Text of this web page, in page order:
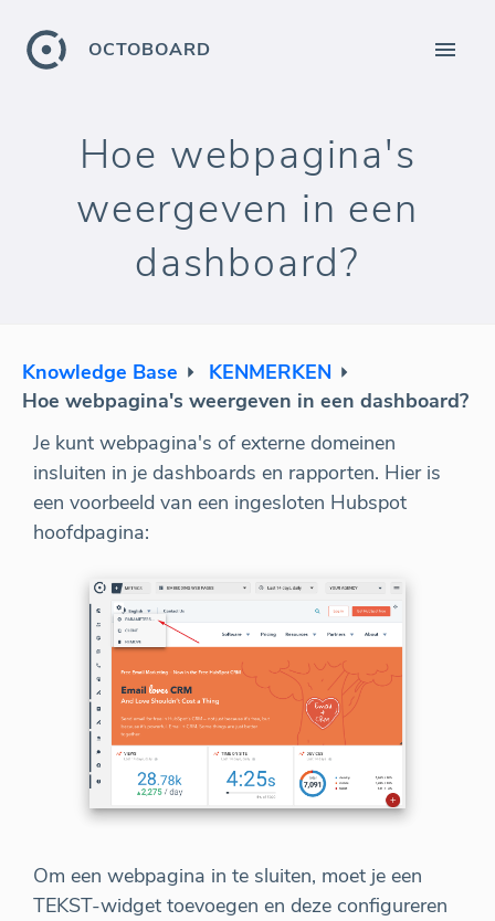
OCTOBOARD
Hoe webpagina's
weergeven in een
dashboard?
Knowledge Base
KENMERKEN
Hoe webpagina's weergeven in een dashboard?
Je kunt webpagina's of externe domeinen
insluiten in je dashboards en rapporten. Hier is
een voorbeeld van een ingesloten Hubspot
hoofdpagina:
Om een webpagina in te sluiten, moet je een
TEKST-widget toevoegen en deze configureren